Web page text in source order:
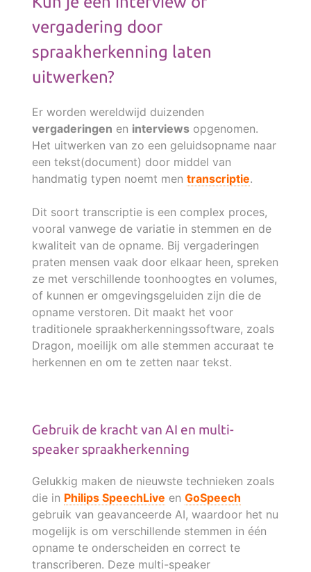
vergadering door
spraakherkenning laten
uitwerken?
Er worden wereldwijd duizenden
vergaderingen en interviews opgenomen.
Het uitwerken van zo een geluidsopname naar
een tekst(document) door middel van
handmatig typen noemt mentranscriptie.
Dit soort transcriptie is een complex proces,
vooral vanwege de variatie in stemmen en de
kwaliteit van de opname. Bij vergaderingen
praten mensen vaak door elkaar heen, spreken
ze met verschillende toonhoogtes en volumes,
of kunnen er omgevingsgeluiden zijn die de
opname verstoren. Dit maakt het voor
traditionele spraakherkenningssoftware, zoals
Dragon, moeilijk om alle stemmen accuraat te
herkennen en om te zetten naar tekst.
Gebruik de kracht van AI en multi-
speaker spraakherkenning
Gelukkig maken de nieuwste technieken zoals
die in Philips SpeechLive enGoSpeech
gebruik van geavanceerde AI, waardoor het nu
mogelijk is om verschillende stemmen in één
opname te onderscheiden en correct te
transcriberen. Deze multi-speaker